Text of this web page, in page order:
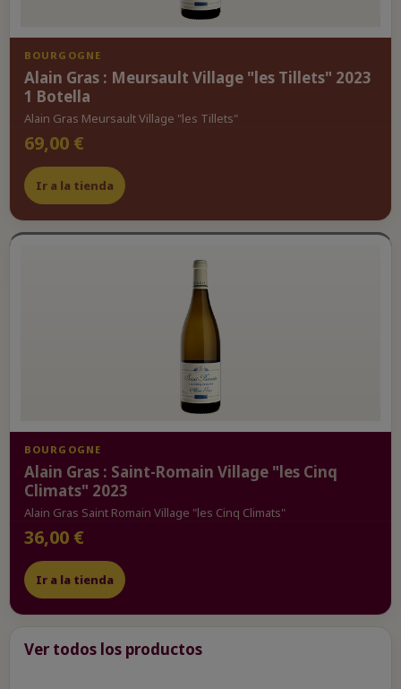
BOURGOGNE
Alain Gras : Meursault Village "les Tillets" 2023
1 Botella
Alain Gras Meursault Village "les Tillets"
69,00 €
Ir a la tienda
BOURGOGNE
Alain Gras : Saint-Romain Village "les Cinq
Climats" 2023
Alain Gras Saint Romain Village "les Cinq Climats"
36,00 €
Ir a la tienda
Ver todos los productos